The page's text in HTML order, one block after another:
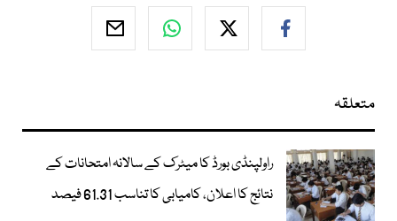
متعلقہ
راولپنڈی بورڈ کا میٹرک کے سالانہ امتحانات کے
نتائج کا اعلان، کامیابی کا تناسب 61.31 فیصد